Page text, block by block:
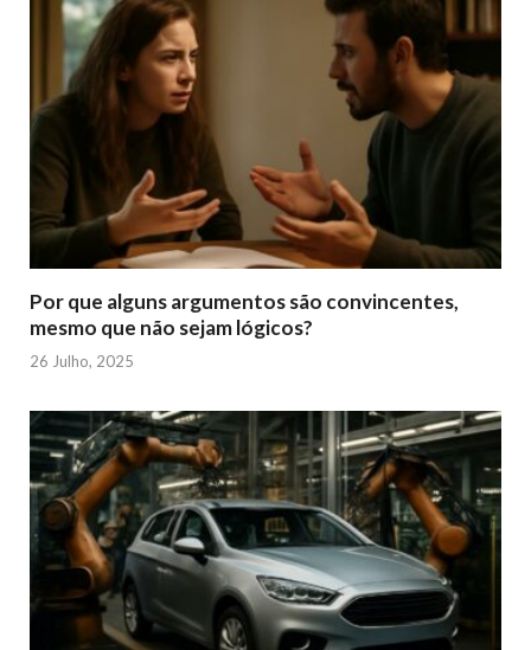
Por que alguns argumentos são convincentes,
mesmo que não sejam lógicos?
26 Julho, 2025